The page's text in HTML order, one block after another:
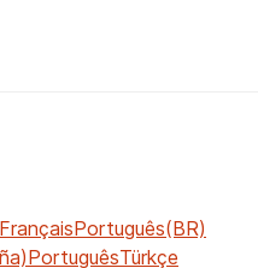
FrançaisPortuguês(BR)
PortuguêsTürkçe